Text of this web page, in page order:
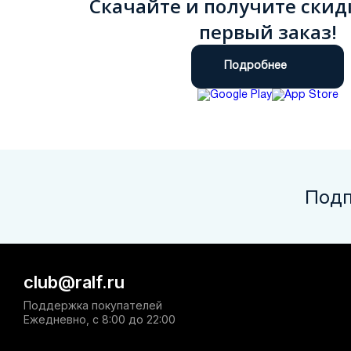
Скачайте и получите
первый заказ!
Подробнее
club@ralf.ru
Поддержка покупателей
Ежедневно, с 8:00 до 22:00